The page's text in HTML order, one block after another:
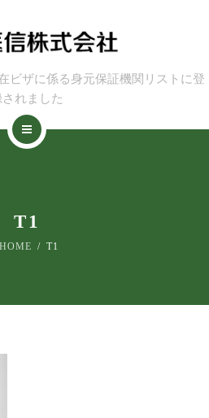
ビザに係る身元保証機関リストに登
れました
T1
HOME T1